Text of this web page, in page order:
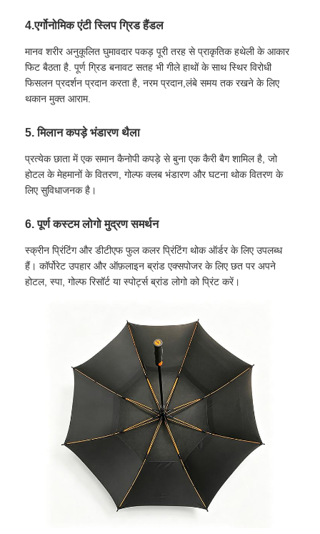
प्रचार के लिए छाता
पवनरोधी छाता
उल्टा छाता
यूवी प्रतिरोधी छत्र
रचनात्मक छतरियाँ
4.एर्गोनोमिक एंटी स्लिप ग्रिड हैंडल
मानव शरीर अनुकूलित घुमावदार पकड़ पूरी तरह से प्राकृतिक हथेली के आकार
फिट बैठता है. पूर्ण ग्रिड बनावट सतह भी गीले हाथों के साथ स्थिर विरोधी
फिसलन प्रदर्शन प्रदान करता है, नरम प्रदान,लंबे समय तक रखने के लिए
थकान मुक्त आराम.
5. मिलान कपड़े भंडारण थैला
प्रत्येक छाता में एक समान कैनोपी कपड़े से बुना एक कैरी बैग शामिल है, जो
होटल के मेहमानों के वितरण, गोल्फ क्लब भंडारण और घटना थोक वितरण के
लिए सुविधाजनक है।
6. पूर्ण कस्टम लोगो मुद्रण समर्थन
स्क्रीन प्रिंटिंग और डीटीएफ फुल कलर प्रिंटिंग थोक ऑर्डर के लिए उपलब्ध
हैं। कॉर्पोरेट उपहार और ऑफ़लाइन ब्रांड एक्सपोजर के लिए छत पर अपने
होटल, स्पा, गोल्फ रिसॉर्ट या स्पोर्ट्स ब्रांड लोगो को प्रिंट करें।